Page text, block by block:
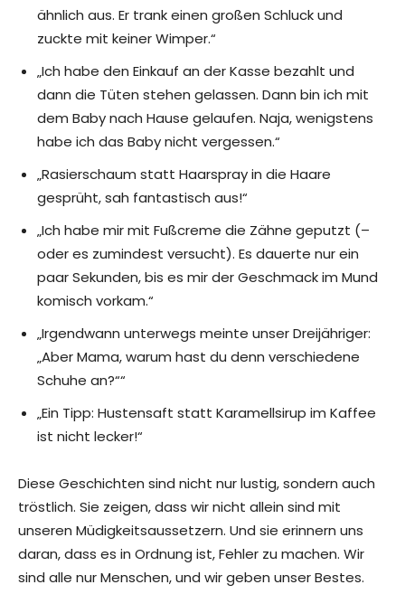
ähnlich aus. Er trank einen großen Schluck und
zuckte mit keiner Wimper.“
„Ich habe den Einkauf an der Kasse bezahlt und
dann die Tüten stehen gelassen. Dann bin ich mit
dem Baby nach Hause gelaufen. Naja, wenigstens
habe ich das Baby nicht vergessen.“
„Rasierschaum statt Haarspray in die Haare
gesprüht, sah fantastisch aus!“
„Ich habe mir mit Fußcreme die Zähne geputzt (–
oder es zumindest versucht). Es dauerte nur ein
paar Sekunden, bis es mir der Geschmack im Mund
komisch vorkam.“
„Irgendwann unterwegs meinte unser Dreijähriger:
„Aber Mama, warum hast du denn verschiedene
Schuhe an?““
„Ein Tipp: Hustensaft statt Karamellsirup im Kaffee
ist nicht lecker!“
Diese Geschichten sind nicht nur lustig, sondern auch
tröstlich. Sie zeigen, dass wir nicht allein sind mit
unseren Müdigkeitsaussetzern. Und sie erinnern uns
daran, dass es in Ordnung ist, Fehler zu machen. Wir
sind alle nur Menschen, und wir geben unser Bestes.